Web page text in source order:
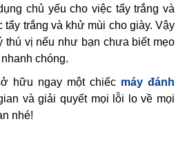
chủ yếu cho việc tẩy trắng và
tẩy trắng và khử mùi cho giày. Vậy
thú vị nếu như bạn chưa biết mẹo
chóng.
hữu ngay một chiếc máy đánh
và giải quyết mọi lỗi lo về mọi
nhé!